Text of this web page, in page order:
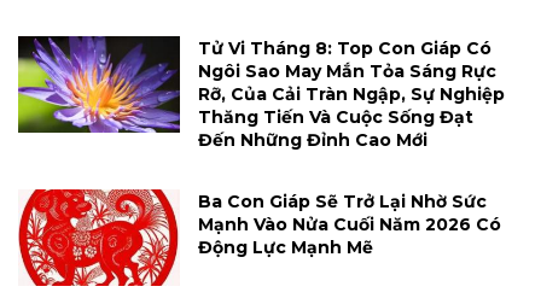
Tử Vi Tháng 8: Top Con Giáp Có
Ngôi Sao May Mắn Tỏa Sáng Rực
Rỡ, Của Cải Tràn Ngập, Sự Nghiệp
Thăng Tiến Và Cuộc Sống Đạt
Đến Những Đỉnh Cao Mới
Ba Con Giáp Sẽ Trở Lại Nhờ Sức
Mạnh Vào Nửa Cuối Năm 2026 Có
Động Lực Mạnh Mẽ